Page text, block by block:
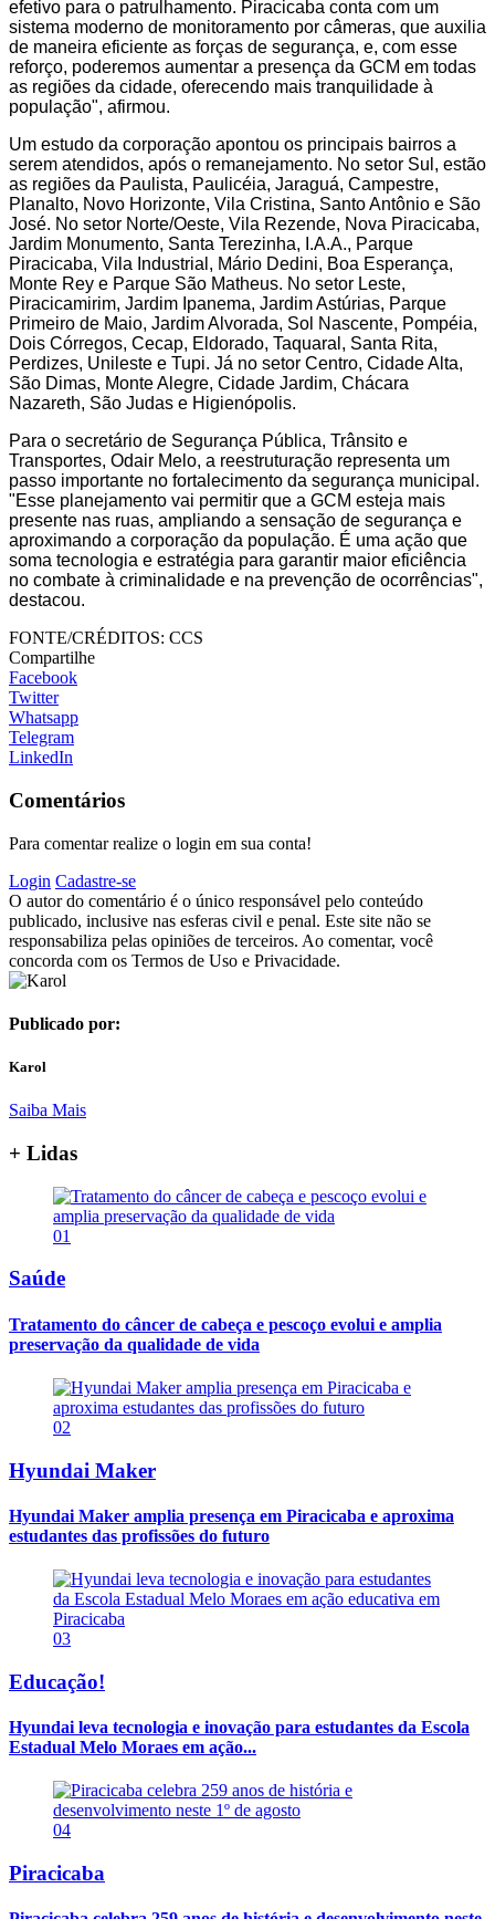
efetivo para o patrulhamento. Piracicaba conta com um
sistema moderno de monitoramento por câmeras, que auxilia
de maneira eficiente as forças de segurança, e, com esse
reforço, poderemos aumentar a presença da GCM em todas
as regiões da cidade, oferecendo mais tranquilidade à
população", afirmou.
Um estudo da corporação apontou os principais bairros a
serem atendidos, após o remanejamento. No setor Sul, estão
as regiões da Paulista, Paulicéia, Jaraguá, Campestre,
Planalto, Novo Horizonte, Vila Cristina, Santo Antônio e São
José. No setor Norte/Oeste, Vila Rezende, Nova Piracicaba,
Jardim Monumento, Santa Terezinha, I.A.A., Parque
Piracicaba, Vila Industrial, Mário Dedini, Boa Esperança,
Monte Rey e Parque São Matheus. No setor Leste,
Piracicamirim, Jardim Ipanema, Jardim Astúrias, Parque
Primeiro de Maio, Jardim Alvorada, Sol Nascente, Pompéia,
Dois Córregos, Cecap, Eldorado, Taquaral, Santa Rita,
Perdizes, Unileste e Tupi. Já no setor Centro, Cidade Alta,
São Dimas, Monte Alegre, Cidade Jardim, Chácara
Nazareth, São Judas e Higienópolis.
Para o secretário de Segurança Pública, Trânsito e
Transportes, Odair Melo, a reestruturação representa um
passo importante no fortalecimento da segurança municipal.
"Esse planejamento vai permitir que a GCM esteja mais
presente nas ruas, ampliando a sensação de segurança e
aproximando a corporação da população. É uma ação que
soma tecnologia e estratégia para garantir maior eficiência
no combate à criminalidade e na prevenção de ocorrências",
destacou.
FONTE/CRÉDITOS: CCS
Compartilhe
Facebook
Twitter
Whatsapp
Telegram
LinkedIn
Comentários
Para comentar realize o login em sua conta!
Login Cadastre-se
O autor do comentário é o único responsável pelo conteúdo
publicado, inclusive nas esferas civil e penal. Este site não se
responsabiliza pelas opiniões de terceiros. Ao comentar, você
concorda com os Termos de Uso e Privacidade.
Publicado por:
Karol
Saiba Mais
+ Lidas
01
Saúde
Tratamento do câncer de cabeça e pescoço evolui e amplia
preservação da qualidade de vida
02
Hyundai Maker
Hyundai Maker amplia presença em Piracicaba e aproxima
estudantes das profissões do futuro
03
Educação!
Hyundai leva tecnologia e inovação para estudantes da Escola
Estadual Melo Moraes em ação...
04
Piracicaba